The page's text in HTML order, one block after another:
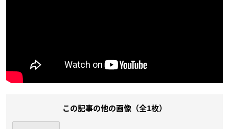
この記事の他の画像（全1枚）